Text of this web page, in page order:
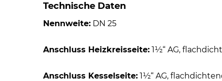
Technische Daten
Nennweite: DN 25
Anschluss Heizkreisseite: 1½“ AG,
Anschluss Kesselseite: 1½“ AG,